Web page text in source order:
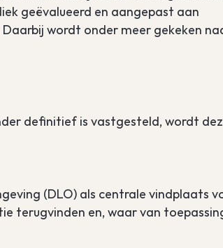
geëvalueerd en aangepast aan
wordt onder meer gekeken
definitief is vastgesteld, wordt
(DLO) als centrale vindplaats
terugvinden en, waar van